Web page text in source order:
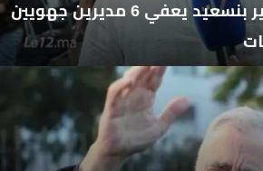
قطاع الشباب الوزير بنسعيد يعفي 6 مديرين جهويين